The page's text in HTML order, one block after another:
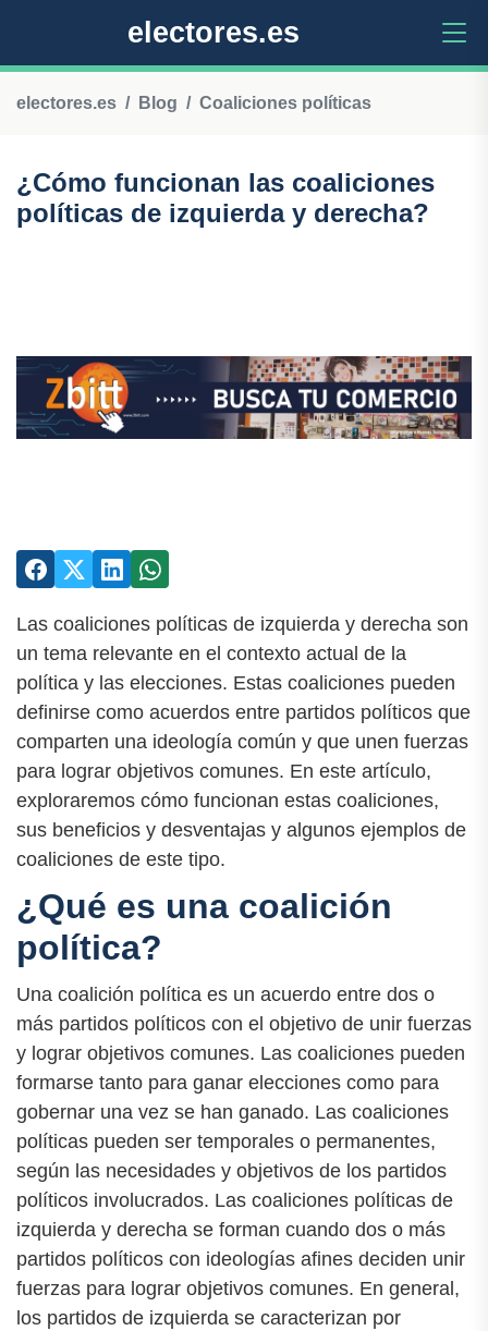
electores.es
electores.es Blog Coaliciones políticas
¿Cómo funcionan las coaliciones
políticas de izquierda y derecha?
Las coaliciones políticas de izquierda y derecha son
un tema relevante en el contexto actual de la
política y las elecciones. Estas coaliciones pueden
definirse como acuerdos entre partidos políticos que
comparten una ideología común y que unen fuerzas
para lograr objetivos comunes. En este artículo,
exploraremos cómo funcionan estas coaliciones,
sus beneficios y desventajas y algunos ejemplos de
coaliciones de este tipo.
¿Qué es una coalición
política?
Una coalición política es un acuerdo entre dos o
más partidos políticos con el objetivo de unir fuerzas
y lograr objetivos comunes. Las coaliciones pueden
formarse tanto para ganar elecciones como para
gobernar una vez se han ganado. Las coaliciones
políticas pueden ser temporales o permanentes,
según las necesidades y objetivos de los partidos
políticos involucrados. Las coaliciones políticas de
izquierda y derecha se forman cuando dos o más
partidos políticos con ideologías afines deciden unir
fuerzas para lograr objetivos comunes. En general,
los partidos de izquierda se caracterizan por